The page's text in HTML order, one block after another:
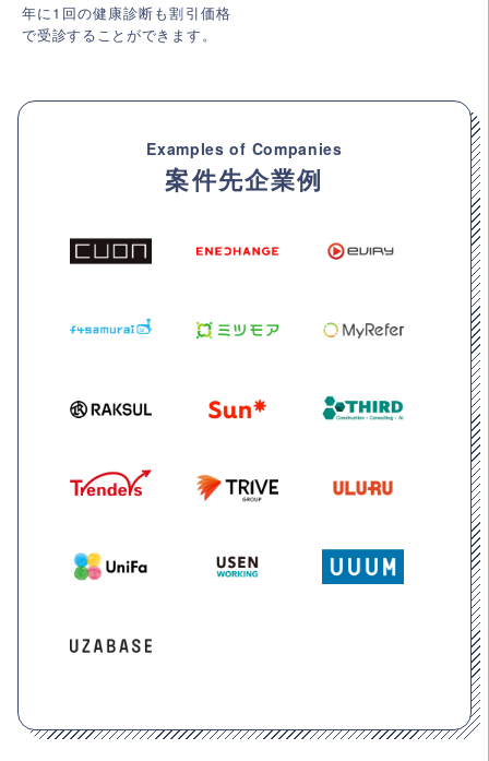
年に1回の健康診断も割引価格
で受診することができます。
Examples of Companies
案件先企業例